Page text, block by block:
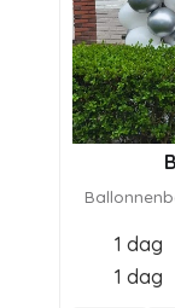
1 dag
1 dag